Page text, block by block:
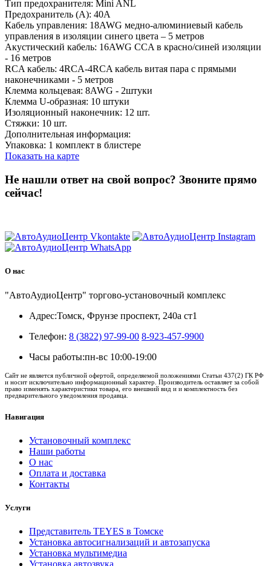
Тип предохранителя: Mini ANL
Предохранитель (А): 40A
Кабель управления: 18AWG медно-алюминиевый кабель
управления в изоляции синего цвета – 5 метров
Акустический кабель: 16AWG CCA в красно/синей изоляции
- 16 метров
RCA кабель: 4RCA-4RCA кабель витая пара c прямыми
наконечниками - 5 метров
Клемма кольцевая: 8AWG - 2штуки
Клемма U-образная: 10 штуки
Изоляционный наконечник: 12 шт.
Стяжки: 10 шт.
Дополнительная информация:
Упаковка: 1 комплект в блистере
Показать на карте
Не нашли ответ на свой вопрос? Звоните прямо
сейчас!
О нас
"АвтоАудиоЦентр" торгово-установочный комплекс
Адрес:Томск, Фрунзе проспект, 240а ст1
Телефон: 8 (3822) 97-99-00 8-923-457-9900
Часы работы:пн-вс 10:00-19:00
Сайт не является публичной офертой, определяемой положениями Статьи 437(2) ГК РФ
и носит исключительно информационный характер. Производитель оставляет за собой
право изменять характеристики товара, его внешний вид и и комплектность без
предварительного уведомления продавца.
Навигация
Установочный комплекс
Наши работы
О нас
Оплата и доставка
Контакты
Услуги
Представитель TEYES в Томске
Установка автосигнализаций и автозапуска
Установка мультимедиа